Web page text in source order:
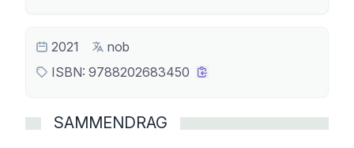
2021
nob
ISBN: 9788202683450
SAMMENDRAG